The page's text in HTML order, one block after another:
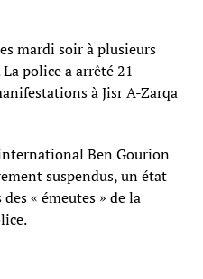
mardi soir à plusieurs
police a arrêté 21
à Jisr A-Zarqa
Ben Gourion
suspendus, un état
« émeutes » de la